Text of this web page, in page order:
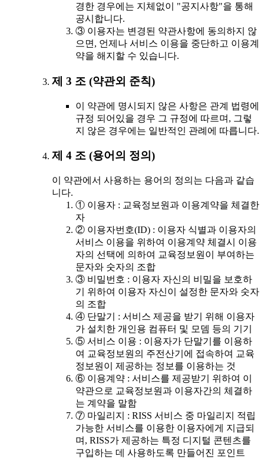
경한 경우에는 지체없이 "공지사항"을 통해
공시합니다.
③ 이용자는 변경된 약관사항에 동의하지 않
으면, 언제나 서비스 이용을 중단하고 이용계
약을 해지할 수 있습니다.
제 3 조 (약관외 준칙)
이 약관에 명시되지 않은 사항은 관계 법령에
규정 되어있을 경우 그 규정에 따르며, 그렇
지 않은 경우에는 일반적인 관례에 따릅니다.
제 4 조 (용어의 정의)
이 약관에서 사용하는 용어의 정의는 다음과 같습
니다.
① 이용자 : 교육정보원과 이용계약을 체결한
자
② 이용자번호(ID) : 이용자 식별과 이용자의
서비스 이용을 위하여 이용계약 체결시 이용
자의 선택에 의하여 교육정보원이 부여하는
문자와 숫자의 조합
③ 비밀번호 : 이용자 자신의 비밀을 보호하
기 위하여 이용자 자신이 설정한 문자와 숫자
의 조합
④ 단말기 : 서비스 제공을 받기 위해 이용자
가 설치한 개인용 컴퓨터 및 모뎀 등의 기기
⑤ 서비스 이용 : 이용자가 단말기를 이용하
여 교육정보원의 주전산기에 접속하여 교육
정보원이 제공하는 정보를 이용하는 것
⑥ 이용계약 : 서비스를 제공받기 위하여 이
약관으로 교육정보원과 이용자간의 체결하
는 계약을 말함
⑦ 마일리지 : RISS 서비스 중 마일리지 적립
가능한 서비스를 이용한 이용자에게 지급되
며, RISS가 제공하는 특정 디지털 콘텐츠를
구입하는 데 사용하도록 만들어진 포인트